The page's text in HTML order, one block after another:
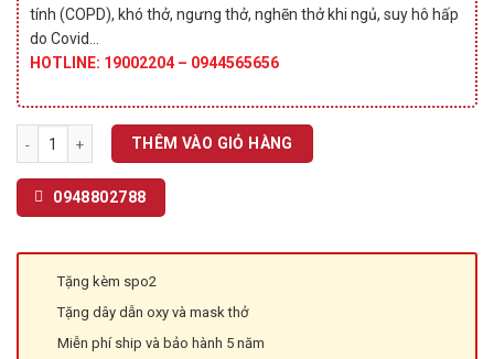
tính (COPD), khó thở, ngưng thở, nghẽn thở khi ngủ, suy hô hấp
do Covid…
HOTLINE: 19002204 – 0944565656
Máy Trợ Thở Không Xâm Lấn Ventmed ST30 DS8 số lượng
THÊM VÀO GIỎ HÀNG
0948802788
Tặng kèm spo2
Tặng dây dẫn oxy và mask thở
Miễn phí ship và bảo hành 5 năm